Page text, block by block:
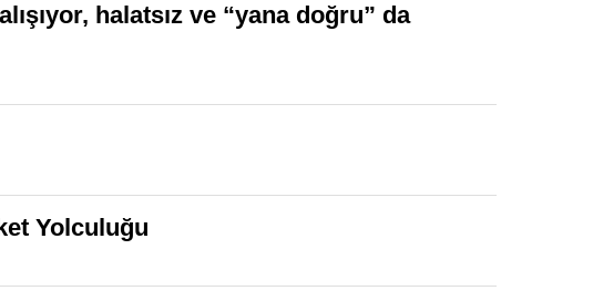
halatsız ve “yana doğru” da
Yolculuğu